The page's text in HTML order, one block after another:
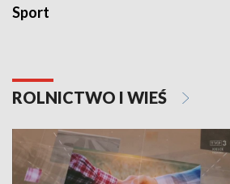
Sport
ROLNICTWO I WIEŚ